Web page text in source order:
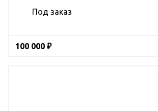
Под заказ
100 000 ₽